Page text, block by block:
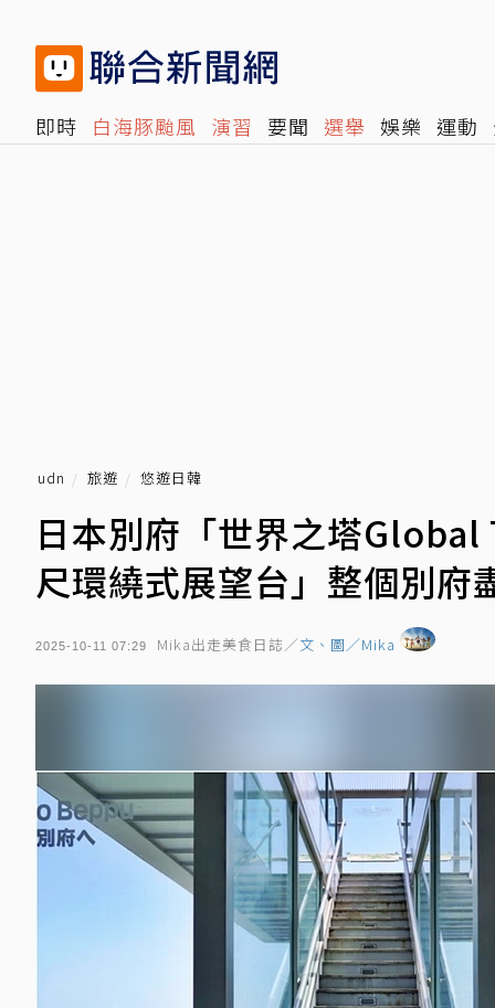
即時 白海豚颱風 演習 要聞 選舉 娛樂 運動
udn 旅遊 悠遊日韓
日本別府「世界之塔
尺環繞式展望台」整個別府
2025-10-11 07:29 Mika出走美食日誌／文、圖／Mika